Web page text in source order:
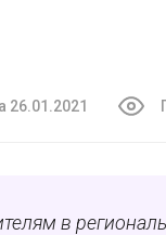
26.01.2021
в